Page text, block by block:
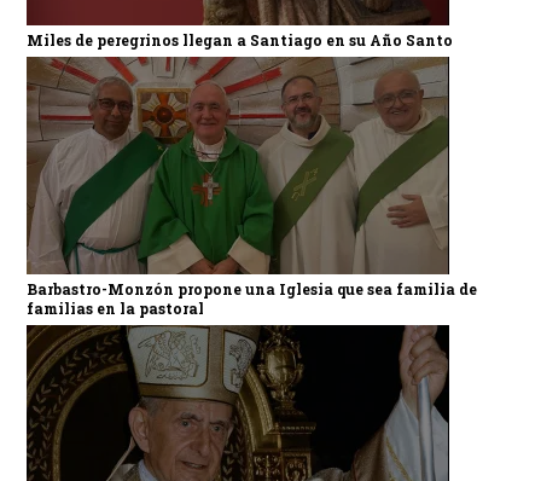
Miles de peregrinos llegan a Santiago en su Año Santo
Barbastro-Monzón propone una Iglesia que sea familia de
familias en la pastoral